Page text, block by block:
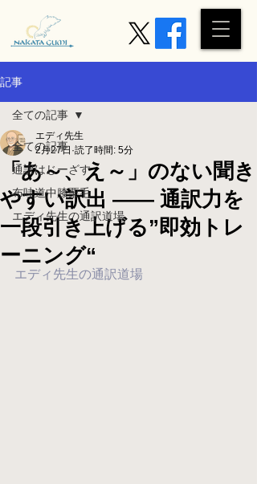
記事
全ての記事
通訳はじーざす
布哇道中膝栗毛
エディ先生の通訳道場
全ての記事
「あ～、え～」のない聞き
やすい訳出 ―― 通訳力を
一段引き上げる”即効トレ
ーニング“
エディ先生
2月27日 読了時間: 5分
エディ先生の通訳道場